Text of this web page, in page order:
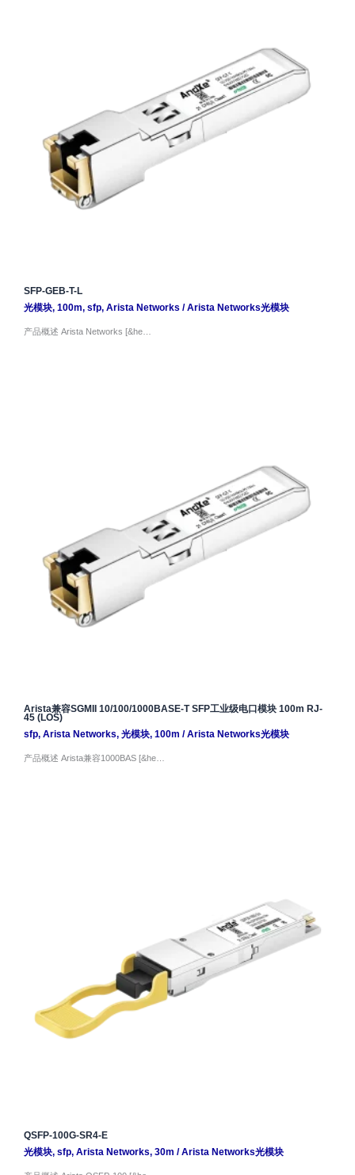
SFP-GEB-T-L
光模块, 100m, sfp, Arista Networks /Arista Networks光模块
产品概述 Arista Networks [&he…
Arista兼容SGMII 10/100/1000BASE-T SFP工业级电口模块 100m RJ-
45 (LOS)
sfp, Arista Networks, 光模块, 100m /Arista Networks光模块
产品概述 Arista兼容1000BAS [&he…
QSFP-100G-SR4-E
光模块, sfp, Arista Networks, 30m /Arista Networks光模块